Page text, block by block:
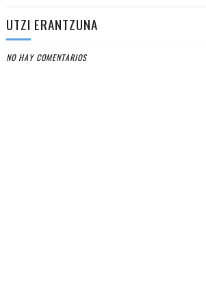
UTZI ERANTZUNA
NO HAY COMENTARIOS